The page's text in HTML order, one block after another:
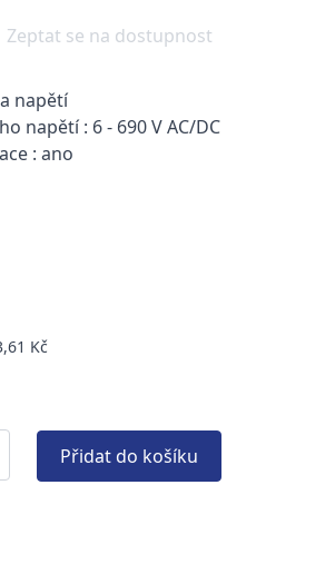
Zeptat se na dostupnost
napětí
napětí : 6 - 690 V AC/DC
: ano
Kč
Přidat do košíku